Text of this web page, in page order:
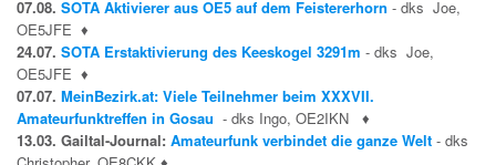
07.08. SOTA Aktivierer aus OE5 auf dem Feistererhorn - dks Joe,
OE5JFE ♦
24.07. SOTA Erstaktivierung des Keeskogel 3291m - dks Joe,
OE5JFE ♦
07.07. MeinBezirk.at: Viele Teilnehmer beim XXXVII.
Amateurfunktreffen in Gosau - dks Ingo, OE2IKN
♦
13.03. Gailtal-Journal: Amateurfunk verbindet die ganze Welt - dks